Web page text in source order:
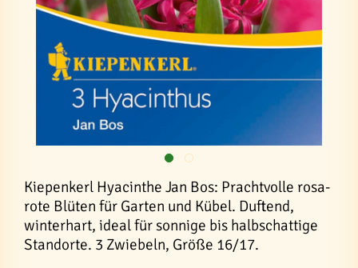
Kiepenkerl Hyacinthe Jan Bos: Prachtvolle rosa-
rote Blüten für Garten und Kübel. Duftend,
winterhart, ideal für sonnige bis halbschattige
Standorte. 3 Zwiebeln, Größe 16/17.